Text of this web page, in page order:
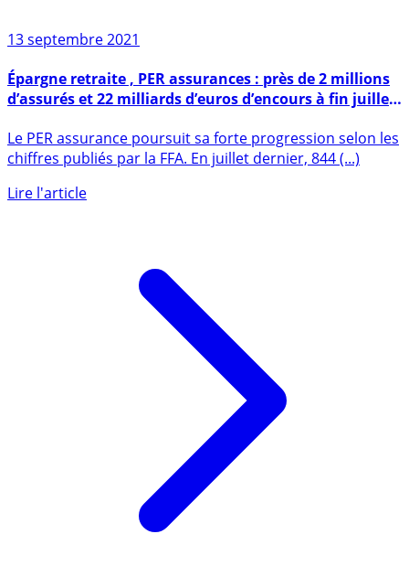
13 septembre 2021
d’assurés et 22 milliards d’euros d’encours à fin juillet
2021
chiffres publiés par la FFA. En juillet dernier, 844 (...)